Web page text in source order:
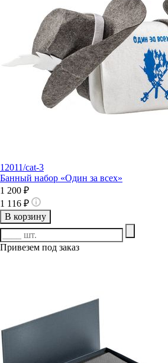
12011/cat-3
Банный набор «Один за всех»
1 200 ₽
1 116 ₽
В корзину
Привезем под заказ